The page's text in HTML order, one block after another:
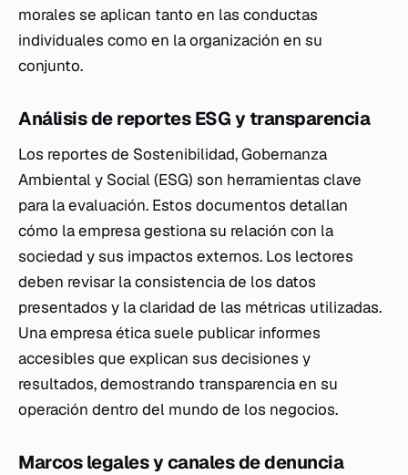
morales se aplican tanto en las conductas
individuales como en la organización en su
conjunto.
Análisis de reportes ESG y transparencia
Los reportes de Sostenibilidad, Gobernanza
Ambiental y Social (ESG) son herramientas clave
para la evaluación. Estos documentos detallan
cómo la empresa gestiona su relación con la
sociedad y sus impactos externos. Los lectores
deben revisar la consistencia de los datos
presentados y la claridad de las métricas utilizadas.
Una empresa ética suele publicar informes
accesibles que explican sus decisiones y
resultados, demostrando transparencia en su
operación dentro del mundo de los negocios.
Marcos legales y canales de denuncia